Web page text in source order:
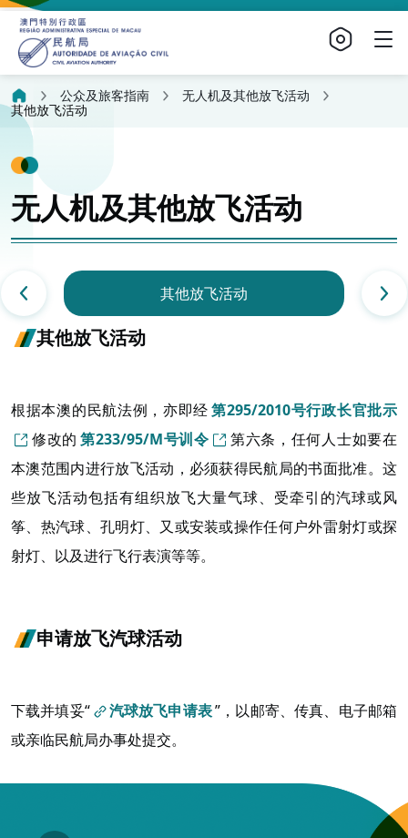
公众及旅客指南
无人机及其他放飞活动
其他放飞活动
无人机及其他放飞活动
其他放飞活动
其他放飞活动
根据本澳的民航法例，亦即经第295/2010号行政长官批示
修改的 第233/95/M号训令
第六条，任何人士如要在
本澳范围内进行放飞活动，必须获得民航局的书面批准。这
些放飞活动包括有组织放飞大量气球、受牵引的汽球或风
筝、热汽球、孔明灯、又或安装或操作任何户外雷射灯或探
射灯、以及进行飞行表演等等。
申请放飞汽球活动
下载并填妥“ 汽球放飞申请表”，以邮寄、传真、电子邮箱
或亲临民航局办事处提交。